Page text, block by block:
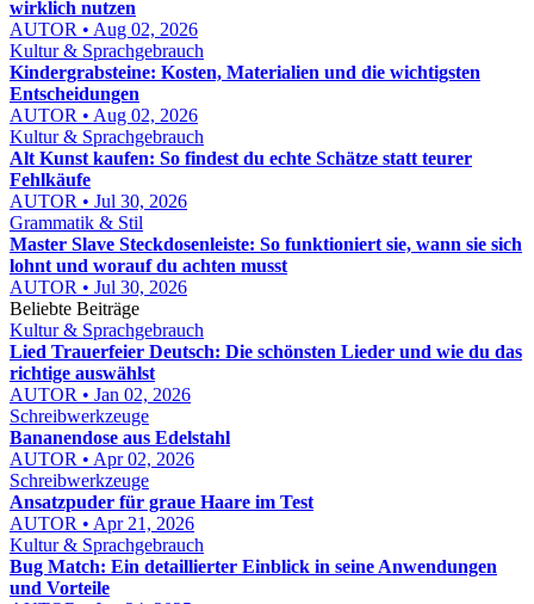
wirklich nutzen
AUTOR • Aug 02, 2026
Kultur & Sprachgebrauch
Kindergrabsteine: Kosten, Materialien und die wichtigsten
Entscheidungen
AUTOR • Aug 02, 2026
Kultur & Sprachgebrauch
Alt Kunst kaufen: So findest du echte Schätze statt teurer
Fehlkäufe
AUTOR • Jul 30, 2026
Grammatik & Stil
Master Slave Steckdosenleiste: So funktioniert sie, wann sie sich
lohnt und worauf du achten musst
AUTOR • Jul 30, 2026
Beliebte Beiträge
Kultur & Sprachgebrauch
Lied Trauerfeier Deutsch: Die schönsten Lieder und wie du das
richtige auswählst
AUTOR • Jan 02, 2026
Schreibwerkzeuge
Bananendose aus Edelstahl
AUTOR • Apr 02, 2026
Schreibwerkzeuge
Ansatzpuder für graue Haare im Test
AUTOR • Apr 21, 2026
Kultur & Sprachgebrauch
Bug Match: Ein detaillierter Einblick in seine Anwendungen
und Vorteile